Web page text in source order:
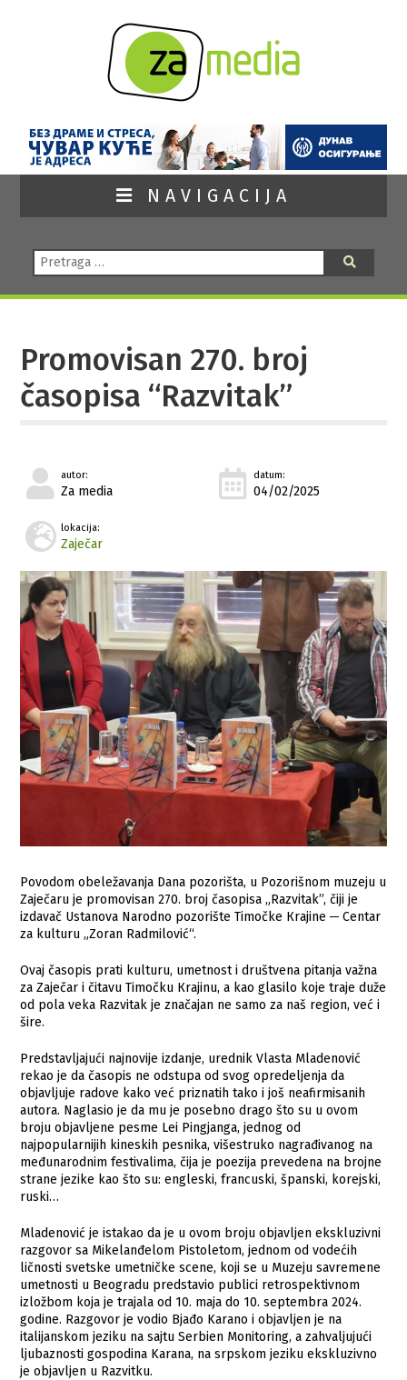
NAVIGACIJA
Pretraga:
Promovisan 270. broj
časopisa “Razvitak”
autor:
Za media
datum:
04/02/2025
lokacija:
Zaječar
Povodom obeležavanja Dana pozorišta, u Pozorišnom muzeju u
Zaječaru je promovisan 270. broj časopisa „Razvitak”, čiji je
izdavač Ustanova Narodno pozorište Timočke Кrajine ─ Centar
za kulturu „Zoran Radmilović“.
Ovaj časopis prati kulturu, umetnost i društvena pitanja važna
za Zaječar i čitavu Timočku Кrajinu, a kao glasilo koje traje duže
od pola veka Razvitak je značajan ne samo za naš region, već i
šire.
Predstavljajući najnovije izdanje, urednik Vlasta Mladenović
rekao je da časopis ne odstupa od svog opredeljenja da
objavljuje radove kako već priznatih tako i još neafirmisanih
autora. Naglasio je da mu je posebno drago što su u ovom
broju objavljene pesme Lei Pingjanga, jednog od
najpopularnijih kineskih pesnika, višestruko nagrađivanog na
međunarodnim festivalima, čija je poezija prevedena na brojne
strane jezike kao što su: engleski, francuski, španski, korejski,
ruski…
Mladenović je istakao da je u ovom broju objavljen ekskluzivni
razgovor sa Mikelanđelom Pistoletom, jednom od vodećih
ličnosti svetske umetničke scene, koji se u Muzeju savremene
umetnosti u Beogradu predstavio publici retrospektivnom
izložbom koja je trajala od 10. maja do 10. septembra 2024.
godine. Razgovor je vodio Bjađo Karano i objavljen je na
italijanskom jeziku na sajtu Serbien Monitoring, a zahvaljujući
ljubaznosti gospodina Karana, na srpskom jeziku ekskluzivno
je objavljen u Razvitku.